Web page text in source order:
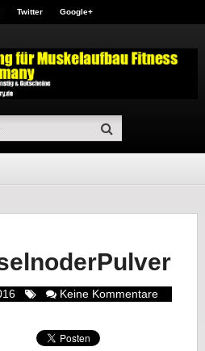
Twitter Google+
Keine Kommentare